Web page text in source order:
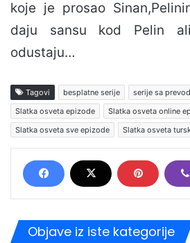
koje je prosao
daju sansu kod Pelin
odustaju…
Tagovi besplatne serije serije sa
Slatka osveta epizode
Slatka osveta online
Slatka osveta sve epizode
Slatka osveta
Objave iz iste kategorije